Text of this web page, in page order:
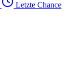
Letzte Chance